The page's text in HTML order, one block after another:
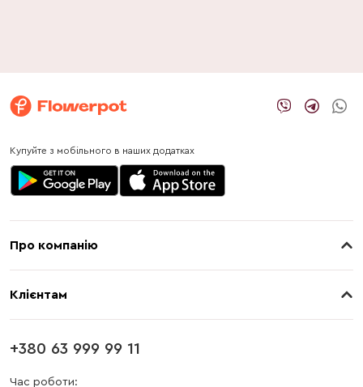
Купуйте з мобільного в наших додатках
Про компанію
Клієнтам
Оплата
Блог
+380 63 999 99 11
Час роботи: